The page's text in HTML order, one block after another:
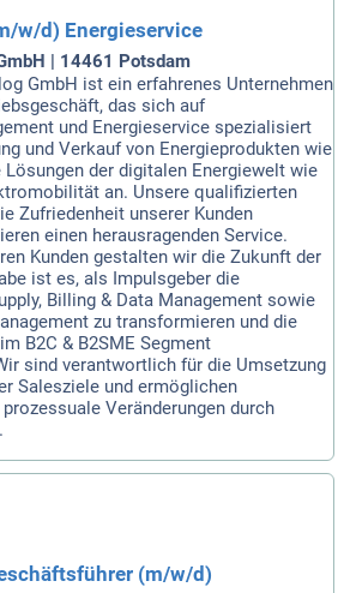
w/d) Energieservice
| 14461 Potsdam
GmbH ist ein erfahrenes Unternehmen
das sich auf
und Energieservice spezialisiert
und Verkauf von Energieprodukten wie
der digitalen Energiewelt wie
an. Unsere qualifizierten
Zufriedenheit unserer Kunden
einen herausragenden Service.
Kunden gestalten wir die Zukunft der
ist es, als Impulsgeber die
Billing & Data Management sowie
zu transformieren und die
B2C & B2SME Segment
sind verantwortlich für die Umsetzung
Salesziele und ermöglichen
Veränderungen durch
(m/w/d)